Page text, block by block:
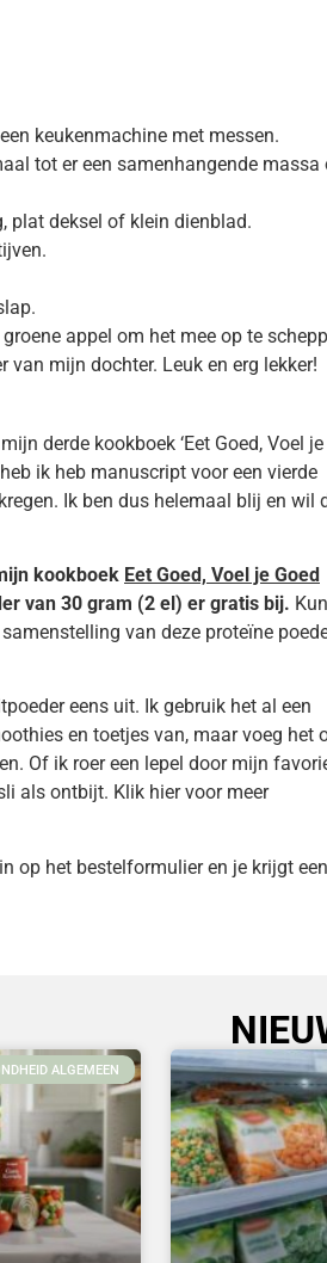
keukenmachine met messen.
tot er een samenhangende massa
plat deksel of klein dienblad.
appel om het mee op te
van mijn dochter. Leuk en erg lekker!
derde kookboek ‘Eet Goed, Voel je
ik heb manuscript voor een vierde
Ik ben dus helemaal blij en wil
kookboek Eet Goed, Voel je Goed
van 30 gram (2 el) er gratis bij.
van deze proteïne
eens uit. Ik gebruik het al een
en toetjes van, maar voeg het
Of ik roer een lepel door mijn
als ontbijt. Klik hier voor meer
op het bestelformulier en je krijgt
ALGEMEEN